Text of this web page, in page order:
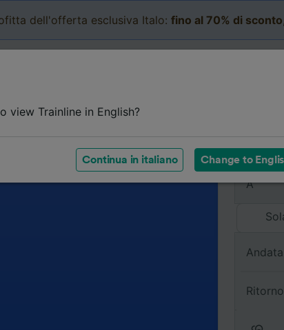
dell'offerta esclusiva Italo: fino al 70% di sconto
Le mie
Da
A
Andata
Ritorno
view Trainline in English?
Continua in italiano Change to